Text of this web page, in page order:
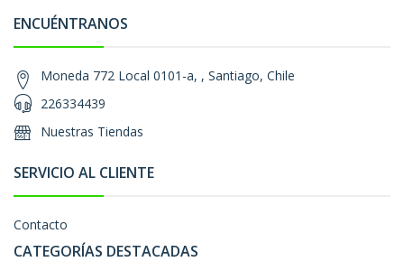
ENCUÉNTRANOS
Moneda 772 Local 0101-a, , Santiago, Chile
226334439
Nuestras Tiendas
SERVICIO AL CLIENTE
Contacto
CATEGORÍAS DESTACADAS